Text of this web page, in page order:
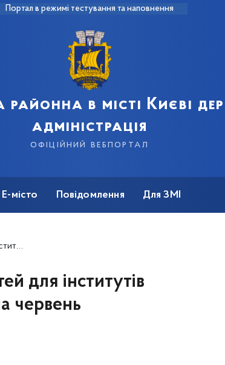
Портал в режимі тестування та наповнення
районна в місті Києві
адміністрація
офіційний вебпортал
Е-місто Повідомлення Для ЗМІ
для інститутів
червень